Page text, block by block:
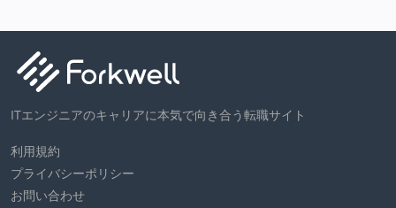
ITエンジニアのキャリアに本気で向き合う転職サイト
利用規約
プライバシーポリシー
お問い合わせ